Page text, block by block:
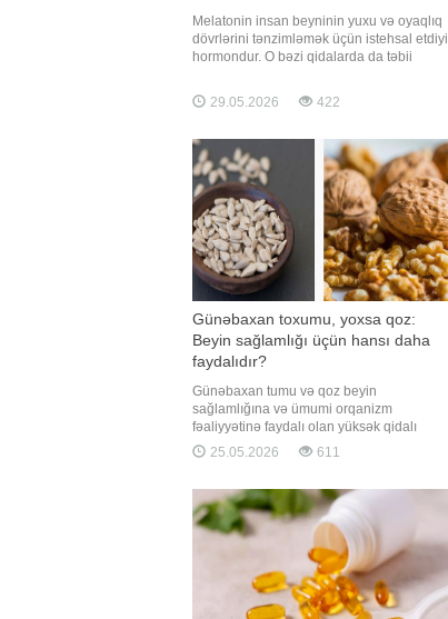
Melatonin insan beyninin yuxu və oyaqlıq
dövrlərini tənzimləmək üçün istehsal etdiyi
hormondur. O bəzi qidalarda da təbii
ki, "Health" nəşrinin məlumatına əsasən,
müəyyən məhsullar orqanizmdə melatonin
yuxuy
29.05.2026 422
Günəbaxan toxumu, yoxsa qoz:
Beyin sağlamlığı üçün hansı daha
faydalıdır?
Günəbaxan tumu və qoz beyin
sağlamlığına və ümumi orqanizm
fəaliyyətinə faydalı olan yüksək qidalı
məhsullar hesab edilir. Qaynarinfo xəbər
verir ki, bu barədə "Verywell Health" nəşri
məhsul faydalı yağlar, xüsusilə omeqa-3
yağ turşuları, antioksidantlar
25.05.2026 611